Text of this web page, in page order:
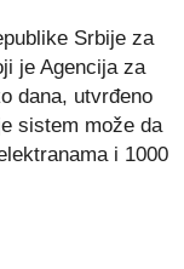
Srbije za
je Agencija za
dana, utvrđeno
sistem može da
i 1000